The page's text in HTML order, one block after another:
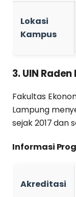
Lokasi
Kampus
3. UIN
Fakultas
Lampung
sejak 2017 dan
Informasi
Akreditasi